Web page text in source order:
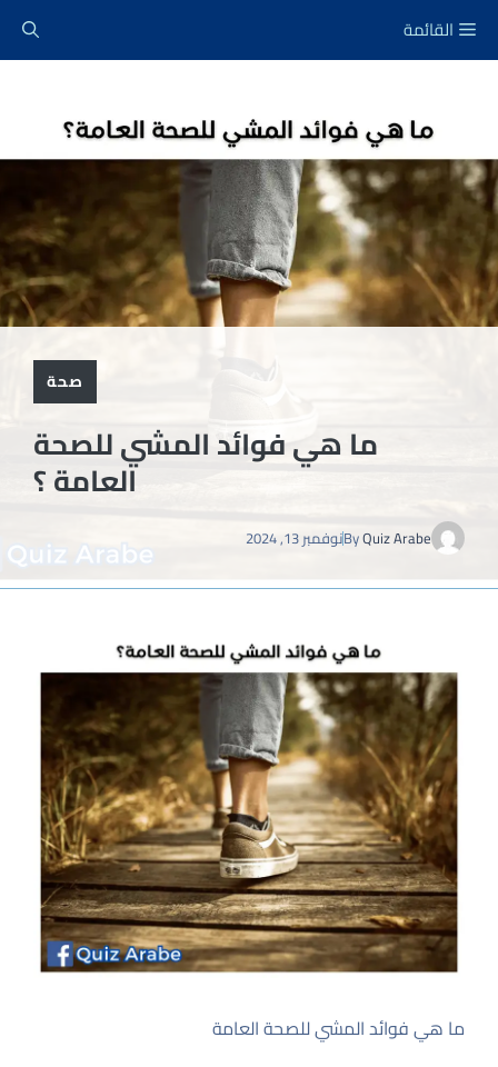
القائمة
صحة
ما هي فوائد المشي للصحة
العامة ؟
ByQuiz Arabe نوفمبر 13, 2024
ما هي فوائد المشي للصحة العامة